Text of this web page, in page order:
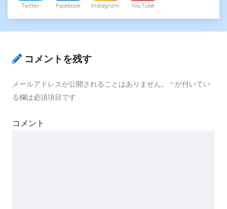
Twitter Facebook Instagram YouTube
コメントを残す
メールアドレスが公開されることはありません。 * が付いてい
る欄は必須項目です
コメント